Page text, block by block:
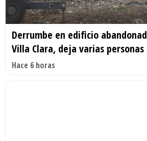
Derrumbe en edificio
Villa Clara, deja varias
Hace 6 horas